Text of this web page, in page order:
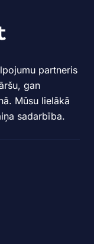
partneris
gan
Mūsu lielākā
sadarbība.